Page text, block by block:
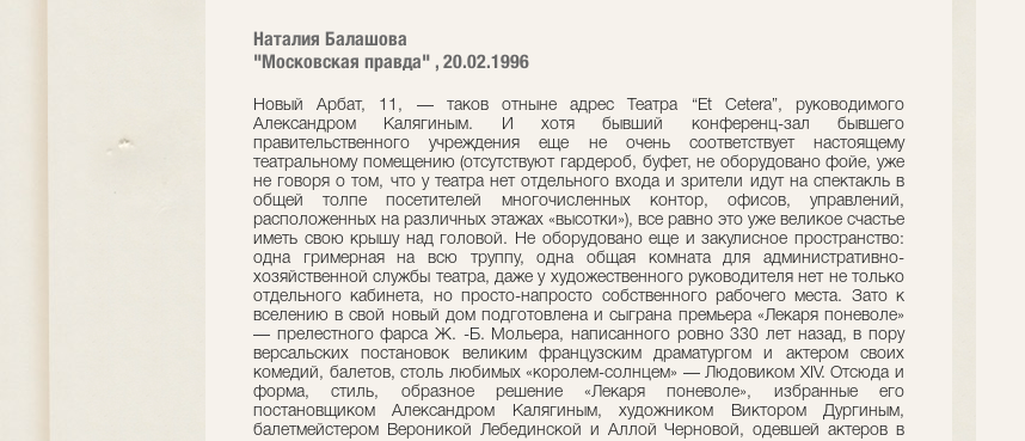
Наталия Балашова
"Московская правда" , 20.02.1996
Новый Арбат, 11, — таков отныне адрес Театра “Et Сetera”, руководимого
Александром Калягиным. И хотя бывший конференц-зал бывшего
правительственного учреждения еще не очень соответствует настоящему
театральному помещению (отсутствуют гардероб, буфет, не оборудовано фойе, уже
не говоря о том, что у театра нет отдельного входа и зрители идут на спектакль в
общей толпе посетителей многочисленных контор, офисов, управлений,
расположенных на различных этажах «высотки»), все равно это уже великое счастье
иметь свою крышу над головой. Не оборудовано еще и закулисное пространство:
одна гримерная на всю труппу, одна общая комната для административно-
хозяйственной службы театра, даже у художественного руководителя нет не только
отдельного кабинета, но просто-напросто собственного рабочего места. Зато к
вселению в свой новый дом подготовлена и сыграна премьера «Лекаря поневоле»
— прелестного фарса Ж. -Б. Мольера, написанного ровно 330 лет назад, в пору
версальских постановок великим французским драматургом и актером своих
комедий, балетов, столь любимых «королем-солнцем» — Людовиком XIV. Отсюда и
форма, стиль, образное решение «Лекаря поневоле», избранные его
постановщиком Александром Калягиным, художником Виктором Дургиным,
балетмейстером Вероникой Лебединской и Аллой Черновой, одевшей актеров в